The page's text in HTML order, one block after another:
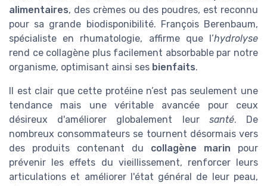
alimentaires, des crèmes ou des poudres, est reconnu
pour sa grande biodisponibilité. François Berenbaum,
spécialiste en rhumatologie, affirme que l’hydrolyse
rend ce collagène plus facilement absorbable par notre
organisme, optimisant ainsi ses bienfaits.
Il est clair que cette protéine n’est pas seulement une
tendance mais une véritable avancée pour ceux
désireux d'améliorer globalement leur santé. De
nombreux consommateurs se tournent désormais vers
des produits contenant du collagène marin pour
prévenir les effets du vieillissement, renforcer leurs
articulations et améliorer l'état général de leur peau,